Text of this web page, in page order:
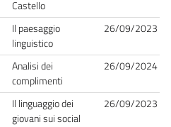
Castello
Il paesaggio
linguistico
26/09/2023
Analisi dei
complimenti
26/09/2024
Il linguaggio dei
giovani sui social
26/09/2023